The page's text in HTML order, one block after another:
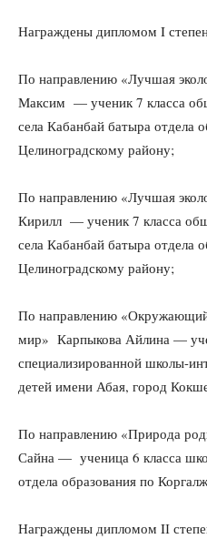
Награждены дипломом I
По направлению «Лучшая
Максим — ученик 7 класса
села Кабанбай батыра отдела
Целиноградскому району;
По направлению «Лучшая
Кирилл — ученик 7 класса
села Кабанбай батыра отдела
Целиноградскому району;
По направлению
мир» Карпыкова Айлина —
специализированной школы-
детей имени Абая, город
По направлению «Природа
Сайна — ученица 6 класса
отдела образования по
Награждены дипломом IІ